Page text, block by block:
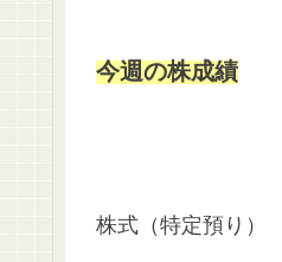
今週の株成績
株式（特定預り）